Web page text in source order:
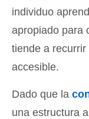
individuo
apropiado para
tiende a recurrir
accesible.
Dado que la
una estructura